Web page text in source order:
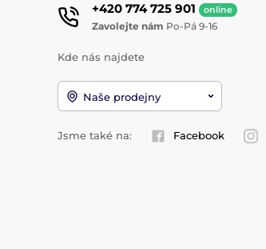
+420 774 725 901 online
Zavolejte nám Po-Pá 9-16
Kde nás najdete
Naše prodejny
Jsme také na: Facebook